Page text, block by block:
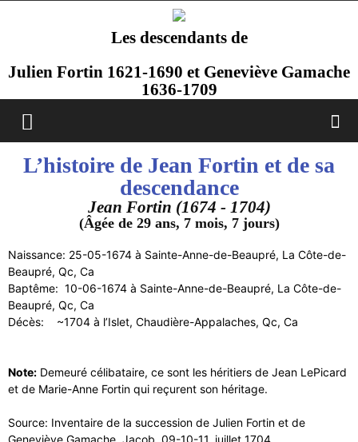
Les descendants de
Julien Fortin 1621-1690 et Geneviève Gamache
1636-1709
L’histoire de Jean Fortin et de sa
descendance
Jean Fortin (1674 - 1704)
(Âgée de 29 ans, 7 mois, 7 jours)
Naissance: 25-05-1674 à Sainte-Anne-de-Beaupré, La Côte-de-
Beaupré, Qc, Ca
Baptême: 10-06-1674 à Sainte-Anne-de-Beaupré, La Côte-de-
Beaupré, Qc, Ca
Décès: ~1704 à l’Islet, Chaudière-Appalaches, Qc, Ca
Note: Demeuré célibataire, ce sont les héritiers de Jean LePicard
et de Marie-Anne Fortin qui reçurent son héritage.
Source: Inventaire de la succession de Julien Fortin et de
Geneviève Gamache, Jacob, 09-10-11, juillet 1704